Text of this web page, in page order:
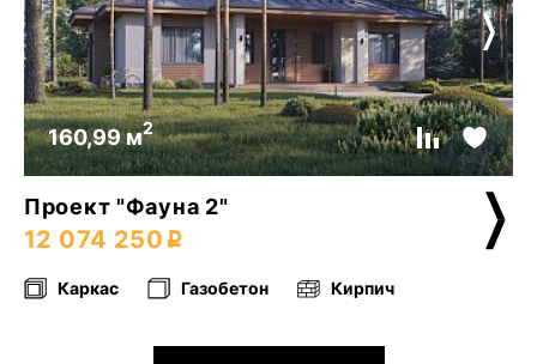
160,99 м2
Проект "Фауна 2"
12 074 250
Каркас Газобетон Кирпич